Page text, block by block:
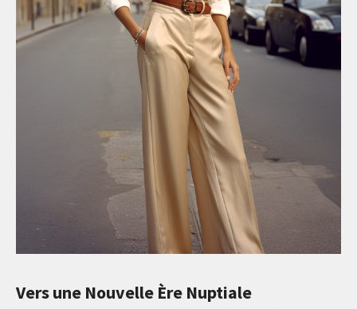
Vers une Nouvelle Ère Nuptiale